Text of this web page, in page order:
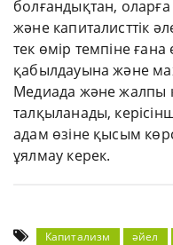
болғандықтан,
және капиталисттік
тек өмір темпіне ғана
қабылдауына және
Медиада және жалпы
талқыланады,
адам өзіне қысым
ұялмау керек.
Капитализм әйел